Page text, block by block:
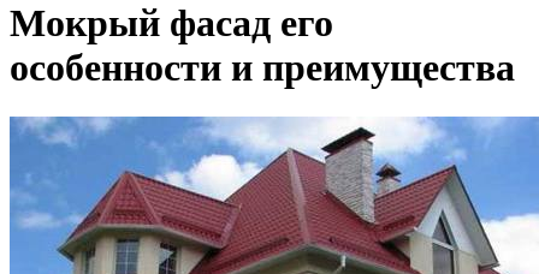
Мокрый фасад его
особенности и преимущества